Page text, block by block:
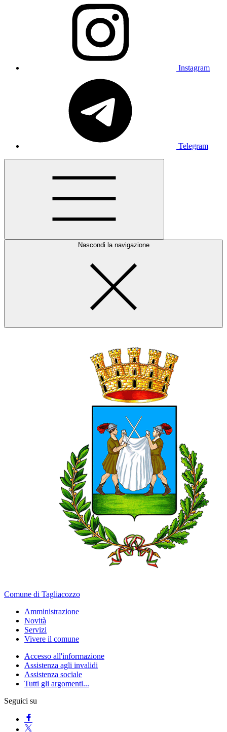
Instagram
Telegram
Nascondi la navigazione
Comune di Tagliacozzo
Amministrazione
Novità
Servizi
Vivere il comune
Accesso all'informazione
Assistenza agli invalidi
Assistenza sociale
Tutti gli argomenti...
Seguici su